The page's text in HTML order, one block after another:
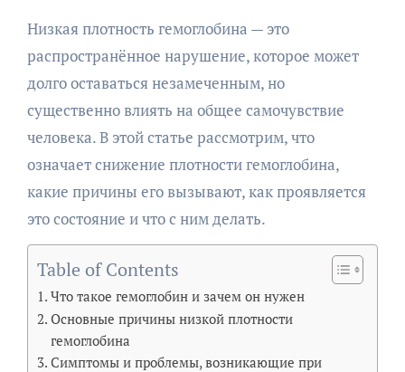
Низкая плотность гемоглобина — это
распространённое нарушение, которое может
долго оставаться незамеченным, но
существенно влиять на общее самочувствие
человека. В этой статье рассмотрим, что
означает снижение плотности гемоглобина,
какие причины его вызывают, как проявляется
это состояние и что с ним делать.
Table of Contents
Что такое гемоглобин и зачем он нужен
Основные причины низкой плотности
гемоглобина
Симптомы и проблемы, возникающие при